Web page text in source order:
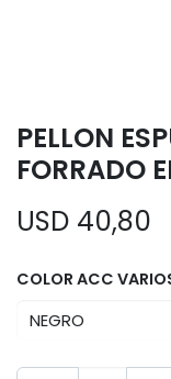
PELLON
FORRADO
USD 40,80
COLOR ACC